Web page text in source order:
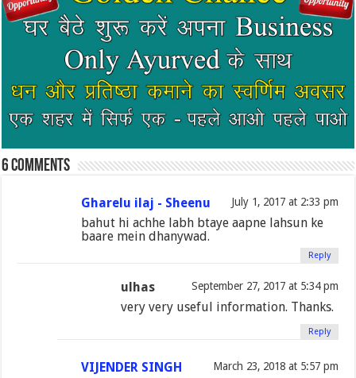
6 comments
Gharelu ilaj - Sheenu July 1, 2017 at 2:33 pm
bahut hi achhe labh btaye aapne lahsun ke
baare mein dhanywad.
Reply
ulhas September 27, 2017 at 5:34 pm
very very useful information. Thanks.
Reply
VIJENDER SINGH March 23, 2018 at 5:57 pm